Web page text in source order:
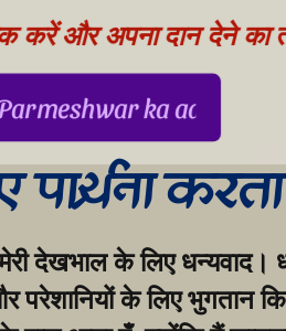
करें और अपना दान देने का
ka aabhar,
देखभाल के लिए धन्यवाद।
के लिए भुगतान